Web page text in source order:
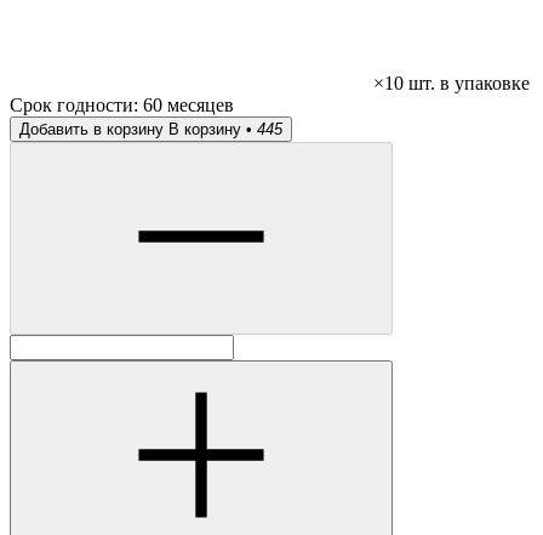
×10 шт. в упаковке
Срок годности: 60 месяцев
Добавить в корзину В корзину • 445